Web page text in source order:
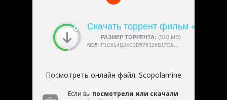
Скачать торрент фильм
РАЗМЕР ТОРРЕНТА: (510 MB)
СКАЧАЛИ:4189
MD5: F1C614B24C3D576326B1FE969C4120B6
Посмотреть онлайн файл: Scopolamine
Если вы посмотрели или скачали